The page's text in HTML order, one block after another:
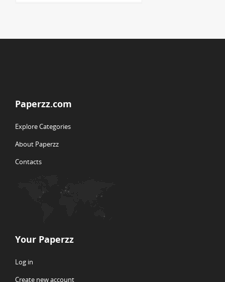
Paperzz.com
Explore Categories
About Paperzz
Contacts
Your Paperzz
Log in
Create new account